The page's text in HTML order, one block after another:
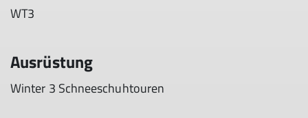
WT3
Ausrüstung
Winter 3 Schneeschuhtouren